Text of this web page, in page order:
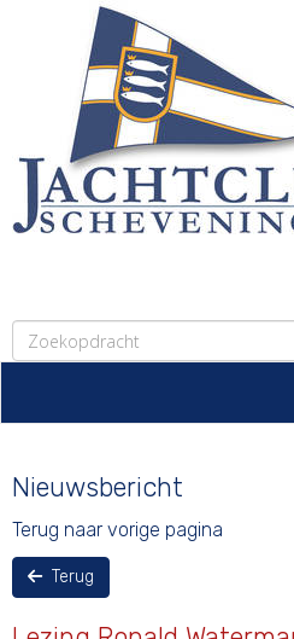
Nieuwsbericht
Terug naar vorige pagina
Terug